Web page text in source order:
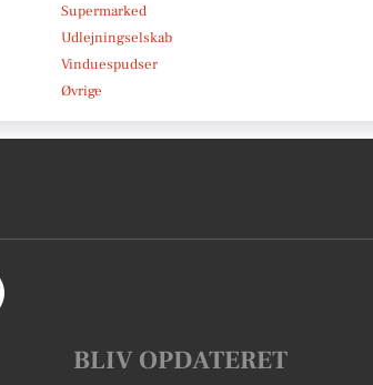
Supermarked
Udlejningselskab
Vinduespudser
Øvrige
BLIV OPDATERET